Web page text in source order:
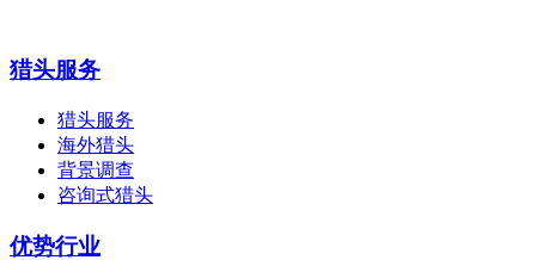
猎头服务
猎头服务
海外猎头
背景调查
咨询式猎头
优势行业